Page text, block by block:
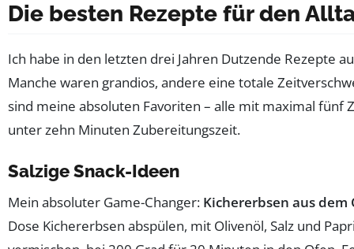
Die besten Rezepte für den
Ich habe in den letzten drei Jahren Dutzende Rezepte
Manche waren grandios, andere eine totale
sind meine absoluten Favoriten – alle mit maximal fünf
unter zehn Minuten Zubereitungszeit.
Salzige Snack-Ideen
Mein absoluter Game-Changer: Kichererbsen aus dem
Dose Kichererbsen abspülen, mit Olivenöl, Salz und